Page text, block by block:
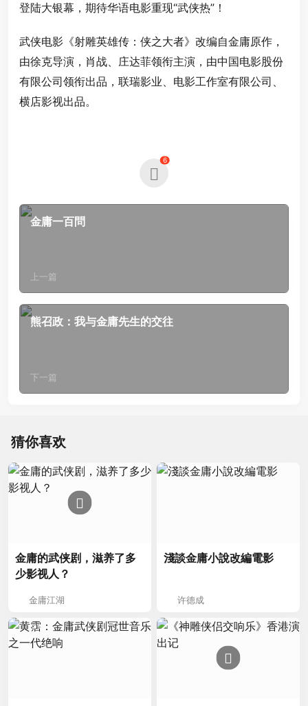
登陆大银幕，期待华语电影重现“武侠热”！
武侠电影《射雕英雄传：侠之大者》改编自金庸原作，
由徐克导演，肖战、庄达菲领衔主演，由中国电影股份
有限公司领衔出品，联瑞影业、电影工作室有限公司、
横店影视出品。
6
金庸一百問
上一篇
熊召政：我与金庸先生的交往
下一篇
猜你喜欢
金庸的武侠剧，滋养了多
少影视人？
金庸江湖
淺談金庸小說改編電影
许德成